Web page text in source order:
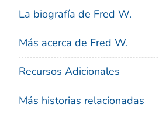
La biografía de Fred W.
Más acerca de Fred W.
Recursos Adicionales
Más historias relacionadas